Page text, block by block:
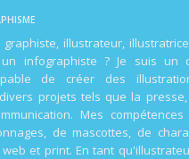
illustrateur,
infographiste ? Je suis un
de créer des
projets tels que la
Mes
de mascottes, de
et print. En tant